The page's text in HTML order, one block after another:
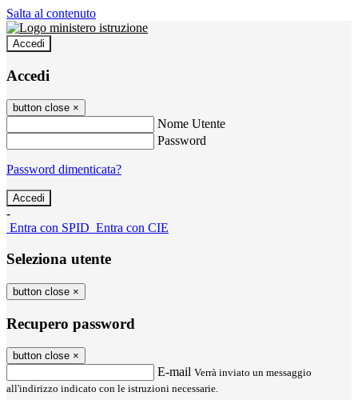
Salta al contenuto
Accedi
Accedi
button close ×
Nome Utente
Password
Password dimenticata?
-
Entra con SPID Entra con CIE
Seleziona utente
button close ×
Recupero password
button close ×
E-mail Verrà inviato un messaggio
all'indirizzo indicato con le istruzioni necessarie.